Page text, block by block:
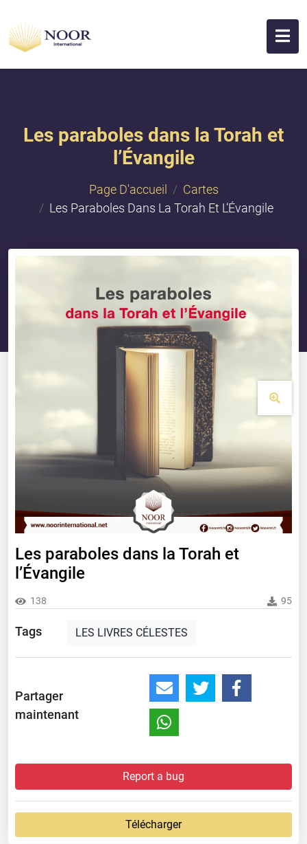
Les paraboles dans la Torah et
l’Évangile
Page D'accueil
Cartes
Les Paraboles Dans La Torah Et L’Évangile
Les paraboles dans la Torah et
l’Évangile
138 95
Tags LES LIVRES CÉLESTES
Partager
maintenant
Report a bug
Télécharger